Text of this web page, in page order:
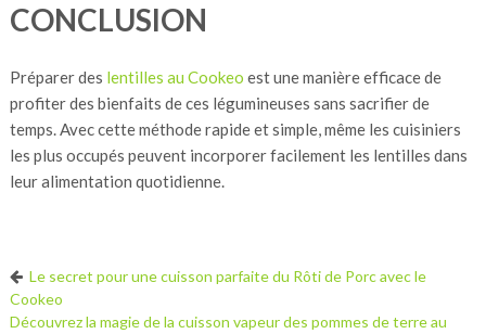
CONCLUSION
Préparer des lentilles au Cookeo est une manière efficace de
profiter des bienfaits de ces légumineuses sans sacrifier de
temps. Avec cette méthode rapide et simple, même les cuisiniers
les plus occupés peuvent incorporer facilement les lentilles dans
leur alimentation quotidienne.
Le secret pour une cuisson parfaite du Rôti de Porc avec le
Cookeo
Découvrez la magie de la cuisson vapeur des pommes de terre au